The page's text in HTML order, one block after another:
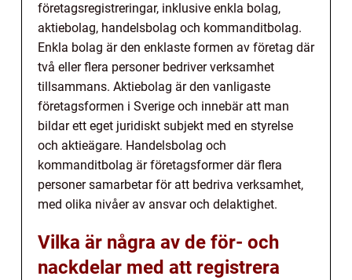
företagsregistreringar, inklusive enkla bolag,
aktiebolag, handelsbolag och kommanditbolag.
Enkla bolag är den enklaste formen av företag där
två eller flera personer bedriver verksamhet
tillsammans. Aktiebolag är den vanligaste
företagsformen i Sverige och innebär att man
bildar ett eget juridiskt subjekt med en styrelse
och aktieägare. Handelsbolag och
kommanditbolag är företagsformer där flera
personer samarbetar för att bedriva verksamhet,
med olika nivåer av ansvar och delaktighet.
Vilka är några av de för- och
nackdelar med att registrera